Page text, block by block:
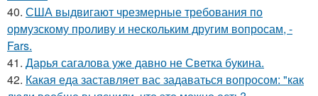
40. США выдвигают чрезмерные требования по
ормузскому проливу и нескольким другим вопросам, -
Fars.
41. Дарья сагалова уже давно не Светка букина.
42. Какая еда заставляет вас задаваться вопросом: "как